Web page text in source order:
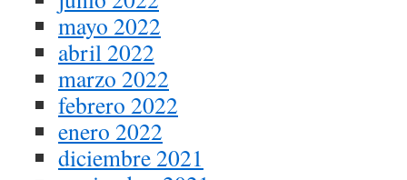
mayo 2022
abril 2022
marzo 2022
febrero 2022
enero 2022
diciembre 2021